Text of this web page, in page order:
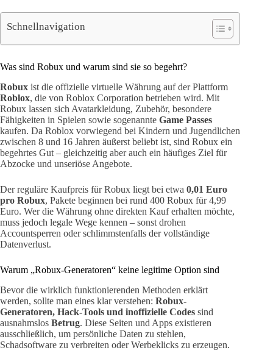
Schnellnavigation
Was sind Robux und warum sind sie so begehrt?
Robux ist die offizielle virtuelle Währung auf der Plattform
Roblox, die von Roblox Corporation betrieben wird. Mit
Robux lassen sich Avatarkleidung, Zubehör, besondere
Fähigkeiten in Spielen sowie sogenannte Game Passes
kaufen. Da Roblox vorwiegend bei Kindern und Jugendlichen
zwischen 8 und 16 Jahren äußerst beliebt ist, sind Robux ein
begehrtes Gut – gleichzeitig aber auch ein häufiges Ziel für
Abzocke und unseriöse Angebote.
Der reguläre Kaufpreis für Robux liegt bei etwa 0,01 Euro
pro Robux, Pakete beginnen bei rund 400 Robux für 4,99
Euro. Wer die Währung ohne direkten Kauf erhalten möchte,
muss jedoch legale Wege kennen – sonst drohen
Accountsperren oder schlimmstenfalls der vollständige
Datenverlust.
Warum „Robux-Generatoren“ keine legitime Option sind
Bevor die wirklich funktionierenden Methoden erklärt
werden, sollte man eines klar verstehen: Robux-
Generatoren, Hack-Tools und inoffizielle Codes sind
ausnahmslos Betrug. Diese Seiten und Apps existieren
ausschließlich, um persönliche Daten zu stehlen,
Schadsoftware zu verbreiten oder Werbeklicks zu erzeugen.